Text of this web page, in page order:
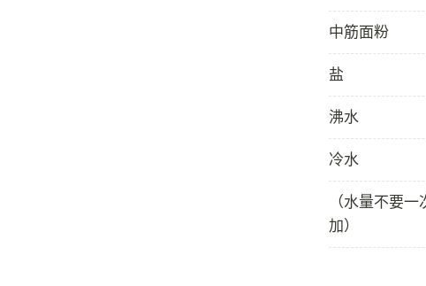
中筋面粉
盐
沸水
冷水
（水量不要
加）